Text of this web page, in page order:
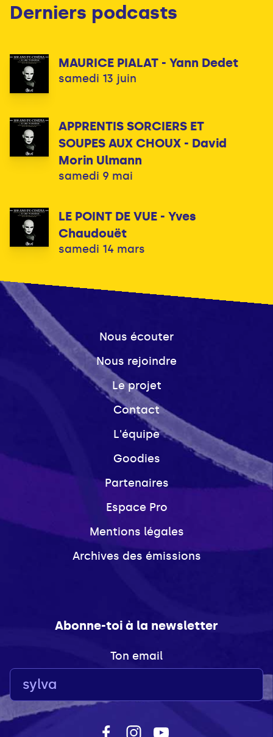
Derniers podcasts
MAURICE PIALAT - Yann Dedet
samedi 13 juin
APPRENTIS SORCIERS ET
SOUPES AUX CHOUX - David
Morin Ulmann
samedi 9 mai
LE POINT DE VUE - Yves
Chaudouët
samedi 14 mars
Nous écouter
Nous rejoindre
Le projet
Contact
L'équipe
Goodies
Partenaires
Espace Pro
Mentions légales
Archives des émissions
Abonne-toi à la newsletter
Ton email